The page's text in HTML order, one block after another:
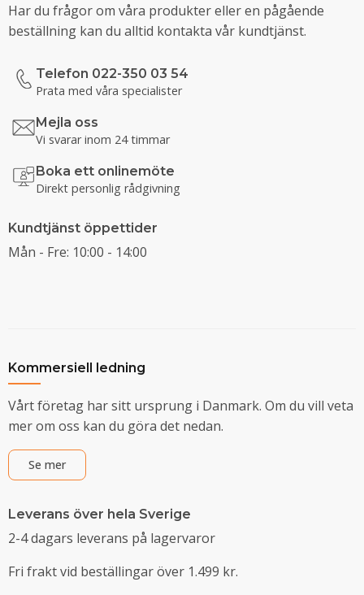
Har du frågor om våra produkter eller en pågående
beställning kan du alltid kontakta vår kundtjänst.
Telefon 022-350 03 54
Prata med våra specialister
Mejla oss
Vi svarar inom 24 timmar
Boka ett onlinemöte
Direkt personlig rådgivning
Kundtjänst öppettider
Mån - Fre: 10:00 - 14:00
Kommersiell ledning
Vårt företag har sitt ursprung i Danmark. Om du vill veta
mer om oss kan du göra det nedan.
Se mer
Leverans över hela Sverige
2-4 dagars leverans på lagervaror
Fri frakt vid beställingar över 1.499 kr.